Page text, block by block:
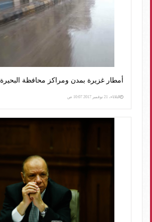
أمطار غزيرة بمدن ومراكز محافظة البحيرة
الثلاثاء، 21 نوفمبر 2017 10:07 ص